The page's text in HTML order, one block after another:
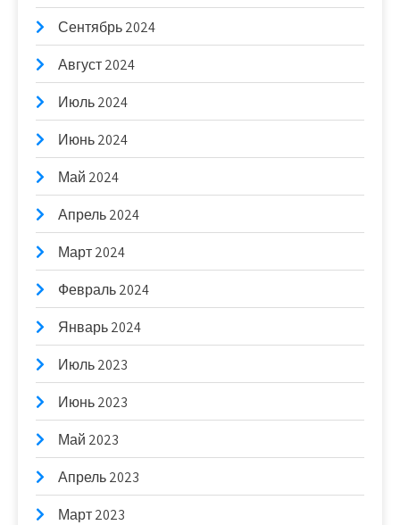
Сентябрь 2024
Август 2024
Июль 2024
Июнь 2024
Май 2024
Апрель 2024
Март 2024
Февраль 2024
Январь 2024
Июль 2023
Июнь 2023
Май 2023
Апрель 2023
Март 2023